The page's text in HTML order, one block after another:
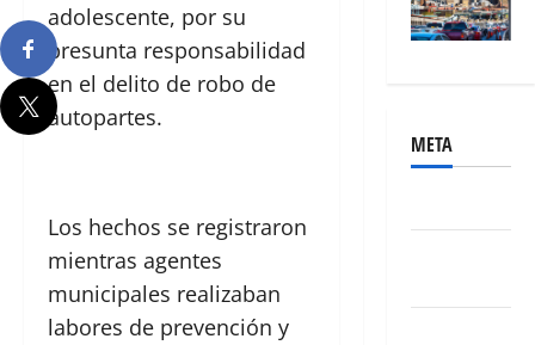
adolescente, por su
presunta responsabilidad
en el delito de robo de
autopartes.
Los hechos se registraron
mientras agentes
municipales realizaban
labores de prevención y
META